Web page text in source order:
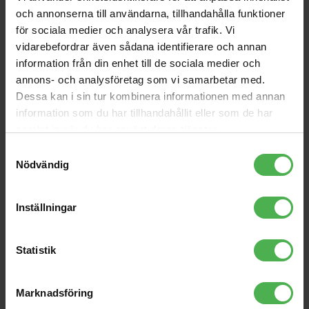
och annonserna till användarna, tillhandahålla funktioner
för sociala medier och analysera vår trafik. Vi
vidarebefordrar även sådana identifierare och annan
information från din enhet till de sociala medier och
annons- och analysföretag som vi samarbetar med.
Dessa kan i sin tur kombinera informationen med annan
information som du har tillhandahållit eller som de har
Nödvändig
Inställningar
Statistik
Marknadsföring
109 kr 345 kr
1x3.5mm Ma > 1x3.5mm
Ma 1m
49 kr
3.5mm Ma ST > 3.5 mm
Ma ST 3m
1x6.3mm > 1x6.3mm 0.6m
(6-pack)
371 kr
M1250B med 6″ flexibel svanhals, kondensator/kardioid
18 - 52 V fantommatning. ATS bordsstativ säljs separat.